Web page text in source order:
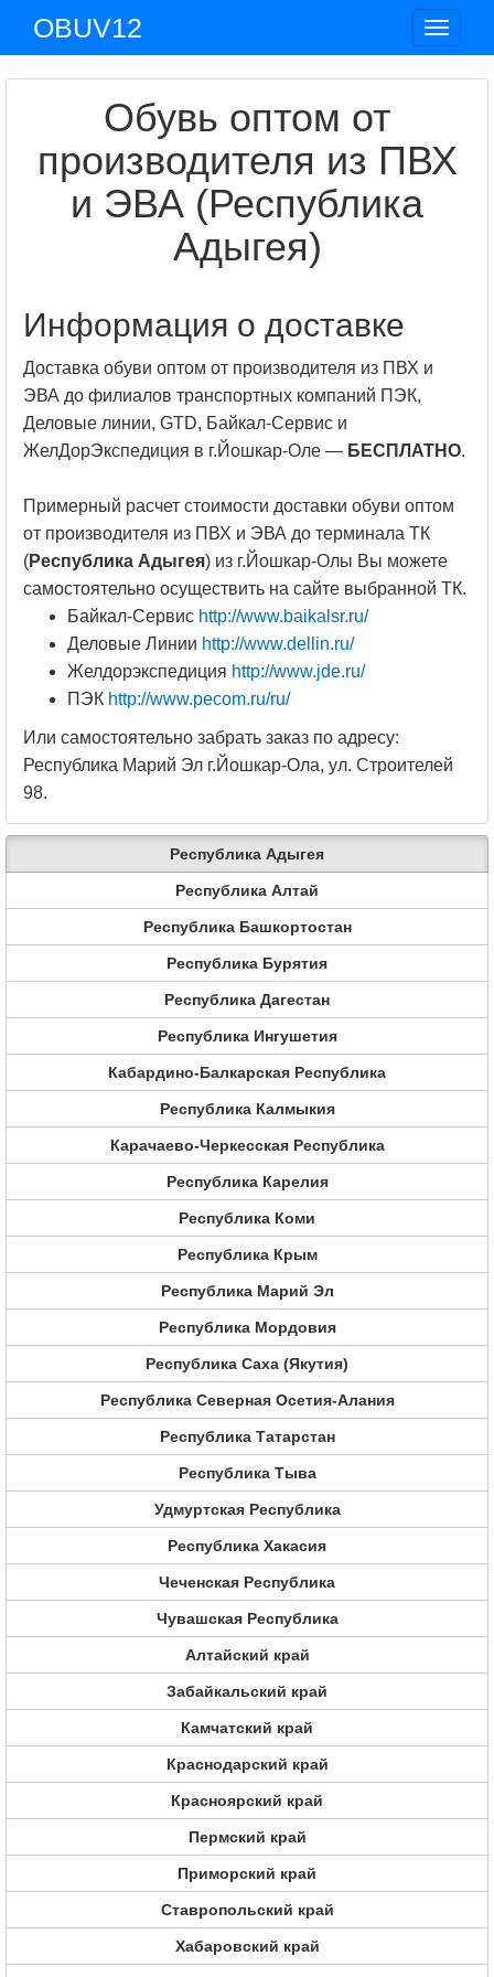
Toggle
OBUV12
Обувь оптом от
производителя из ПВХ
и ЭВА (Республика
Адыгея)
Информация о доставке
Доставка обуви оптом от производителя из ПВХ и
ЭВА до филиалов транспортных компаний ПЭК,
Деловые линии, GTD, Байкал-Сервис и
ЖелДорЭкспедиция в г.Йошкар-Оле — БЕСПЛАТНО.
Примерный расчет стоимости доставки обуви оптом
от производителя из ПВХ и ЭВА до терминала ТК
(Республика Адыгея) из г.Йошкар-Олы Вы можете
самостоятельно осуществить на сайте выбранной ТК.
Байкал-Сервис http://www.baikalsr.ru/
Деловые Линии http://www.dellin.ru/
Желдорэкспедиция http://www.jde.ru/
ПЭК http://www.pecom.ru/ru/
Или самостоятельно забрать заказ по адресу:
Республика Марий Эл г.Йошкар-Ола, ул. Строителей
98.
Республика Адыгея
Республика Алтай
Республика Башкортостан
Республика Бурятия
Республика Дагестан
Республика Ингушетия
Кабардино-Балкарская Республика
Республика Калмыкия
Карачаево-Черкесская Республика
Республика Карелия
Республика Коми
Республика Крым
Республика Марий Эл
Республика Мордовия
Республика Саха (Якутия)
Республика Северная Осетия-Алания
Республика Татарстан
Республика Тыва
Удмуртская Республика
Республика Хакасия
Чеченская Республика
Чувашская Республика
Алтайский край
Забайкальский край
Камчатский край
Краснодарский край
Красноярский край
Пермский край
Приморский край
Ставропольский край
Хабаровский край